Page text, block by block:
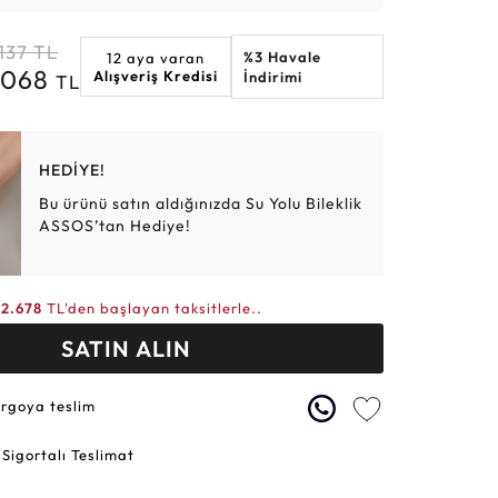
TL
TL
12 aya varan
Alışveriş Kredisi
%3 Havale
İndirimi
HEDİYE!
Bu ürünü satın aldığınızda Su Yolu Bileklik
ASSOS’tan Hediye!
TL'den başlayan taksitlerle..
SATIN ALIN
teslim
Teslimat